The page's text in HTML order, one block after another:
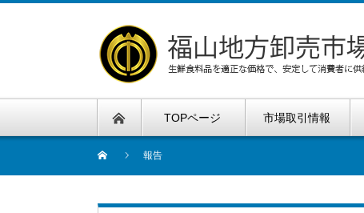
TOPページ 市場取引情報
報告